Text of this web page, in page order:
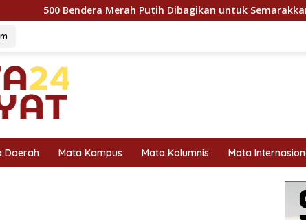
Putih Dibagikan untuk Semarakkan HUT Ke-81
Daerah Mata Kampus Mata Kolumnis Mata